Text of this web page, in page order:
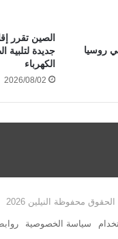
روسيا
جديدة لتلبية
الكهرباء
2026/08/02
الحقوق محفوظة النيلين 2026
سياسة الخصوصية